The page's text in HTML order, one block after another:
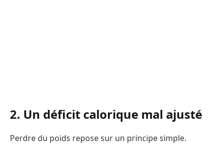
2. Un déficit calorique mal ajusté
Perdre du poids repose sur un principe simple.